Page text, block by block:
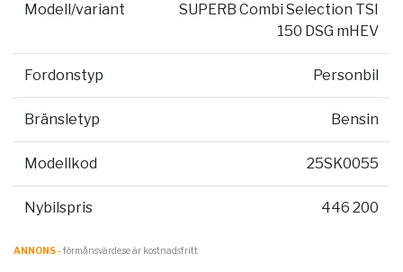
Modell/variant
SUPERB Combi Selection TSI
150 DSG mHEV
Fordonstyp Personbil
Bränsletyp Bensin
Modellkod 25SK0055
Nybilspris 446 200
ANNONS- förmånsvärde.se är kostnadsfritt